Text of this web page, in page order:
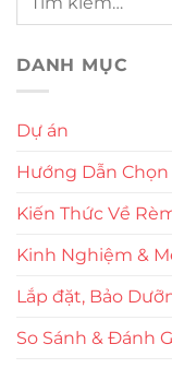
DANH MỤC
Dự án
Hướng Dẫn Chọn
Kiến Thức Về
Kinh Nghiệm &
Lắp đặt, Bảo
So Sánh & Đánh